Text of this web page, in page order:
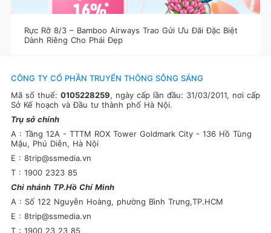
Rực Rỡ 8/3 – Bamboo Airways Trao Gửi Ưu Đãi Đặc Biệt
Dành Riêng Cho Phái Đẹp
CÔNG TY CỔ PHẦN TRUYỂN THÔNG SÔNG SÁNG
Mã số thuế: 0105228259, ngày cấp lần đầu: 31/03/2011, nơi cấp
Sở Kế hoạch và Đầu tư thành phố Hà Nội.
Trụ sở chính
A : Tầng 12A - TTTM ROX Tower Goldmark City - 136 Hồ Tùng
Mậu, Phú Diễn, Hà Nội
E : 8trip@ssmedia.vn
T : 1900 2323 85
Chi nhánh TP.Hồ Chí Minh
A : Số 122 Nguyễn Hoàng, phường Bình Trưng,TP.HCM
E : 8trip@ssmedia.vn
T : 1900 23 23 85